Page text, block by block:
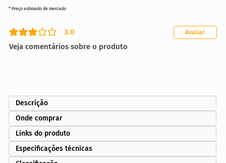
3.0
classificação média é 3 de 5
Veja comentários sobre o produto
Avaliar
* Preço estimado de mercado
Descrição
Onde comprar
Links do produto
Especificações técnicas